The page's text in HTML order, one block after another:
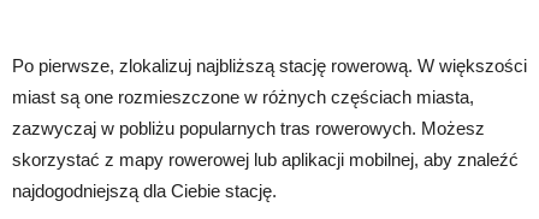
Po pierwsze, zlokalizuj najbliższą stację rowerową. W większości
miast są one rozmieszczone w różnych częściach miasta,
zazwyczaj w pobliżu popularnych tras rowerowych. Możesz
skorzystać z mapy rowerowej lub aplikacji mobilnej, aby znaleźć
najdogodniejszą dla Ciebie stację.